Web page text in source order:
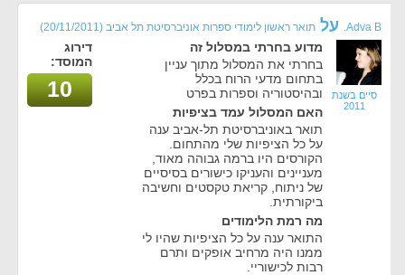
Adva B. על תואר ראשון לימודי ספרות אוניברסיטת תל אביב (20/11/2011)
סיים בשנת
2011
מדוע בחרתי במסלול זה
בחרתי את המסלול מתוך עניין
בתחום מדעי הרוח בכלל
ובהיסטוריה וספרות בפרט
האם המסלול עמד בציפיות
תואר באוניברסיטת תל-אביב ענה
על כל הציפיות שלי מהתחום.
הקורסים היו ברמה גבוהה מאוד,
מעניינים והעניקו כישורים בסיסיים
של ניתוח, קריאת טקסטים וחשיבה
ביקורתית.
מה רמת הלימודים
התואר ענה על כל הציפיות שהיו לי
ממנו היה מרחיב אופקים ותרם
רבות לכישוריי.
דירוג
המוסד:
10